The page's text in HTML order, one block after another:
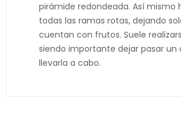
pirámide redondeada. Así mismo
todas las ramas rotas, dejando
cuentan con frutos. Suele
siendo importante dejar pasar un
llevarla a cabo.